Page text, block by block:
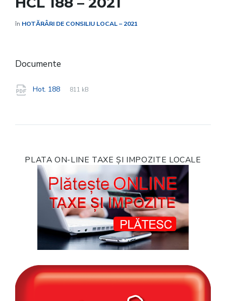
în HOTĂRÂRI DE CONSILIU LOCAL – 2021
Documente
Hot. 188
File
pdf
File
811 kB
PLATA ON-LINE TAXE ȘI IMPOZITE LOCALE